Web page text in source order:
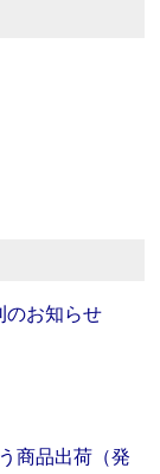
のお知らせ
商品出荷（発